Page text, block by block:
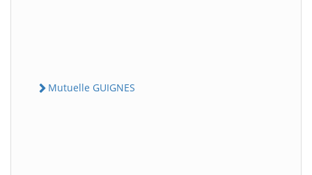
Mutuelle GUIGNES